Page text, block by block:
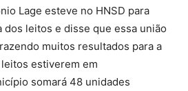
Lage esteve no HNSD para
dos leitos e disse que essa união
muitos resultados para a
estiverem em
somará 48 unidades